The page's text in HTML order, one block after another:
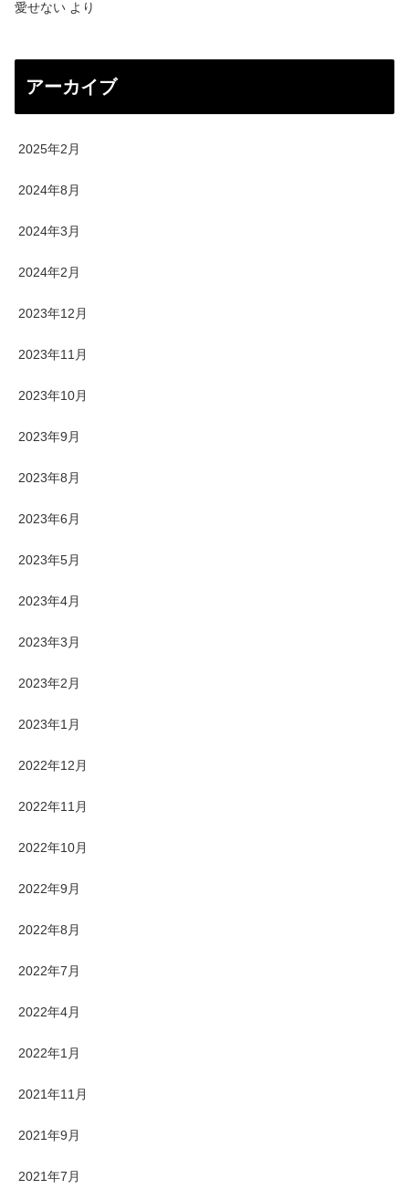
愛せない より
アーカイブ
2025年2月
2024年8月
2024年3月
2024年2月
2023年12月
2023年11月
2023年10月
2023年9月
2023年8月
2023年6月
2023年5月
2023年4月
2023年3月
2023年2月
2023年1月
2022年12月
2022年11月
2022年10月
2022年9月
2022年8月
2022年7月
2022年4月
2022年1月
2021年11月
2021年9月
2021年7月